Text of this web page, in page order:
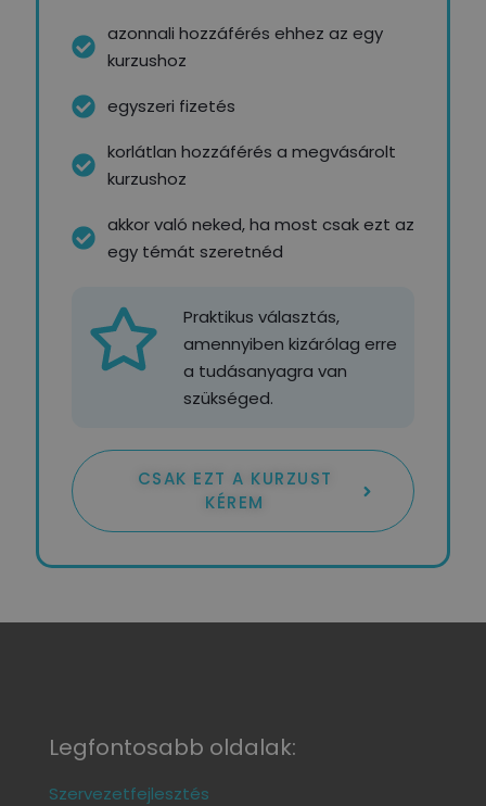
azonnali hozzáférés ehhez az egy
kurzushoz
egyszeri fizetés
korlátlan hozzáférés a megvásárolt
kurzushoz
akkor való neked, ha most csak ezt az
egy témát szeretnéd
Praktikus választás,
amennyiben kizárólag erre
a tudásanyagra van
szükséged.
CSAK EZT A KURZUST
KÉREM
Legfontosabb oldalak:
Szervezetfejlesztés